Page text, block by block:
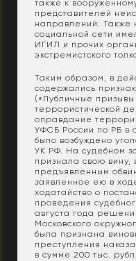
также к
представителей
направлений. Также
социальной сети
ИГИЛ и прочих
экстремистского
Таким образом, в
содержались
(«Публичные
террористической
оправдание
УФСБ России по РБ в
было возбуждено
УК РФ. На судебном
признала свою вину,
предъявленным
заявленное ею в
ходатайство о
проведения
августа года
Московского
была признана
преступления
в сумме 200 тыс.